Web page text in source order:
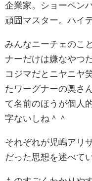
企業家。ショーペン
頑固マスター。ハイ
みんなニーチェのこ
ナーだけは嫌なやつ
コジマだとニヤニヤ
たワーグナーの奥さ
て名前のほうが個人
字ないしね＾＾
それぞれが児嶋アリ
だった思想を述べてい